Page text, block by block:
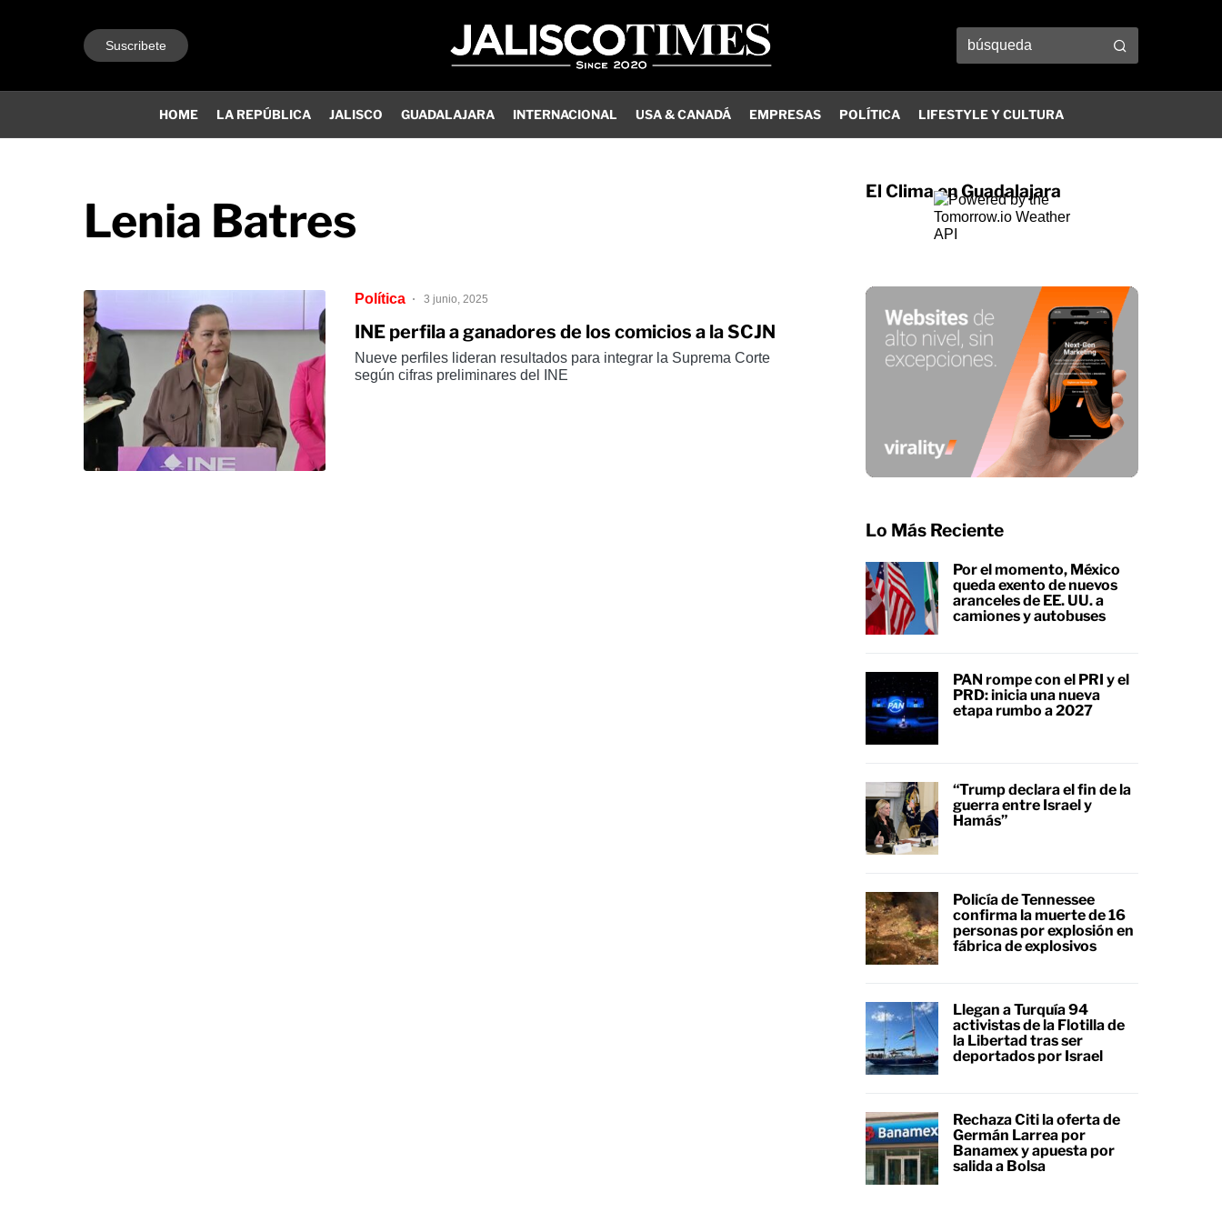
Suscribete
HOME LA REPÚBLICA JALISCO GUADALAJARA INTERNACIONAL USA & CANADÁ EMPRESAS POLÍTICA LIFESTYLE Y CULTURA
Lenia Batres
Política 3 junio, 2025
INE perfila a ganadores de los comicios a la SCJN
Nueve perfiles lideran resultados para integrar la Suprema Corte
según cifras preliminares del INE
El Clima en Guadalajara
Lo Más Reciente
Por el momento, México
queda exento de nuevos
aranceles de EE. UU. a
camiones y autobuses
PAN rompe con el PRI y el
PRD: inicia una nueva
etapa rumbo a 2027
“Trump declara el fin de la
guerra entre Israel y
Hamás”
Policía de Tennessee
confirma la muerte de 16
personas por explosión en
fábrica de explosivos
Llegan a Turquía 94
activistas de la Flotilla de
la Libertad tras ser
deportados por Israel
Rechaza Citi la oferta de
Germán Larrea por
Banamex y apuesta por
salida a Bolsa